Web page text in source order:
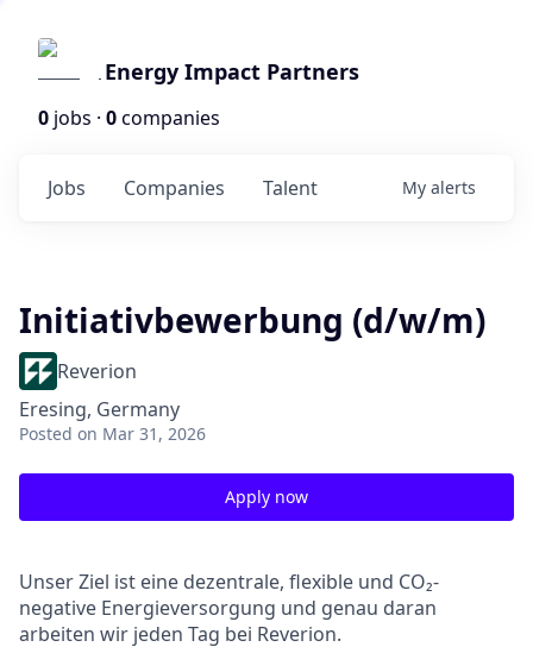
Energy Impact Partners
0 jobs · 0companies
Jobs Companies Talent My alerts
Initiativbewerbung (d/w/m)
Reverion
Eresing, Germany
Posted on Mar 31, 2026
Apply now
Unser Ziel ist eine dezentrale, flexible und CO₂-
negative Energieversorgung und genau daran
arbeiten wir jeden Tag bei Reverion.